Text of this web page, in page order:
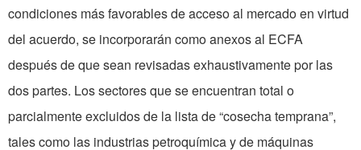
condiciones más favorables de acceso al mercado en virtud
del acuerdo, se incorporarán como anexos al ECFA
después de que sean revisadas exhaustivamente por las
dos partes. Los sectores que se encuentran total o
parcialmente excluidos de la lista de “cosecha temprana”,
tales como las industrias petroquímica y de máquinas